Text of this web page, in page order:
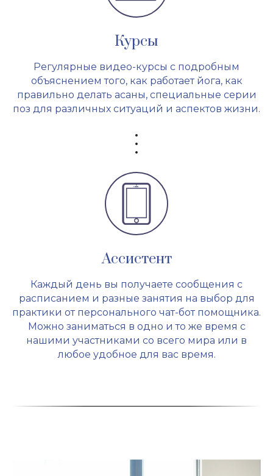
Курсы
Регулярные видео-курсы с подробным
объяснением того, как работает йога, как
правильно делать асаны, специальные серии
поз для различных ситуаций и аспектов жизни.
Ассистент
Каждый день вы получаете сообщения с
расписанием и разные занятия на выбор для
практики от персонального чат-бот помощника.
Можно заниматься в одно и то же время с
нашими участниками со всего мира или в
любое удобное для вас время.